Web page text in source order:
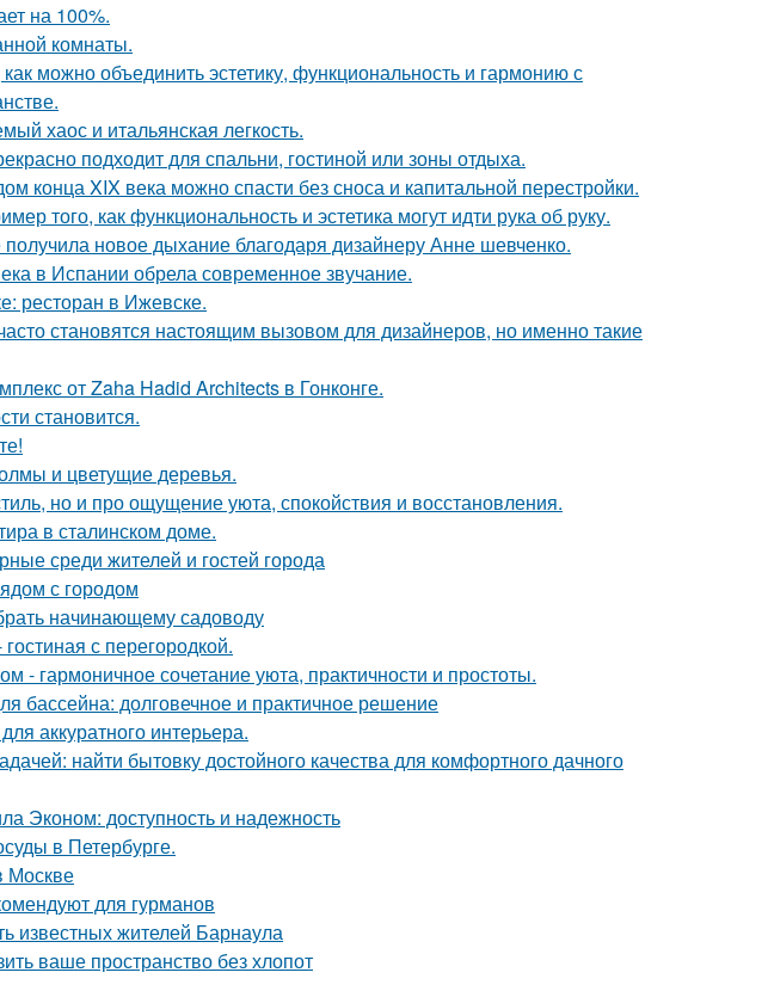
на 100%.
комнаты.
можно объединить эстетику, функциональность и гармонию с
хаос и итальянская легкость.
подходит для спальни, гостиной или зоны отдыха.
конца XIX века можно спасти без сноса и капитальной перестройки.
того, как функциональность и эстетика могут идти рука об руку.
новое дыхание благодаря дизайнеру Анне шевченко.
в Испании обрела современное звучание.
ресторан в Ижевске.
становятся настоящим вызовом для дизайнеров, но именно такие
от Zaha Hadid Architects в Гонконге.
становится.
и цветущие деревья.
но и про ощущение уюта, спокойствия и восстановления.
в сталинском доме.
среди жителей и гостей города
с городом
начинающему садоводу
с перегородкой.
- гармоничное сочетание уюта, практичности и простоты.
бассейна: долговечное и практичное решение
аккуратного интерьера.
найти бытовку достойного качества для комфортного дачного
Эконом: доступность и надежность
в Петербурге.
Москве
для гурманов
известных жителей Барнаула
ваше пространство без хлопот